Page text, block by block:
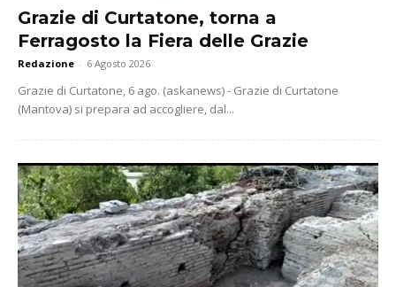
Grazie di Curtatone, torna a
Ferragosto la Fiera delle Grazie
Redazione - 6 Agosto 2026
Grazie di Curtatone, 6 ago. (askanews) - Grazie di Curtatone
(Mantova) si prepara ad accogliere, dal...